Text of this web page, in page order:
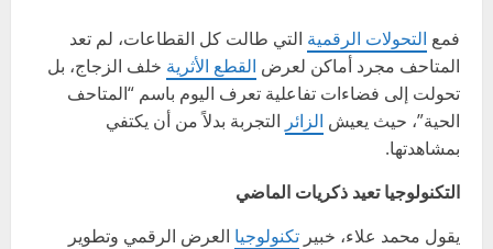
فمع التحولات الرقمية التي طالت كل القطاعات، لم تعد
المتاحف مجرد أماكن لعرض القطع الأثرية خلف الزجاج، بل
تحولت إلى فضاءات تفاعلية تعرف اليوم باسم “المتاحف
الحية”، حيث يعيش الزائر التجربة بدلاً من أن يكتفي
بمشاهدتها.
التكنولوجيا تعيد ذكريات الماضي
يقول محمد علاء، خبير تكنولوجيا العرض الرقمي وتطوير